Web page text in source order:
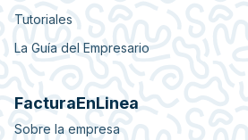
Tutoriales
La Guía del Empresario
FacturaEnLinea
Sobre la empresa